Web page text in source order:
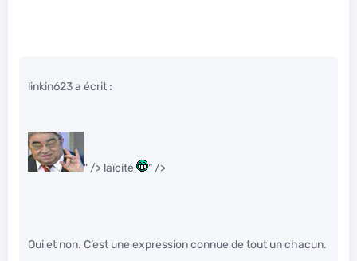
linkin623 a écrit :
" /> laïcité " />
Oui et non. C’est une expression connue de tout un chacun.